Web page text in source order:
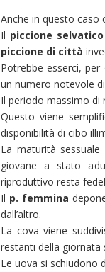
Anche in questo caso
Il piccione selvatico
piccione di città
Potrebbe esserci, per
un numero notevole
Il periodo massimo di
Questo viene
disponibilità di cibo
La maturità sessuale
giovane a stato
riproduttivo resta
Il p. femmina
dall’altro.
La cova viene
restanti della giornata
Le uova si schiudono